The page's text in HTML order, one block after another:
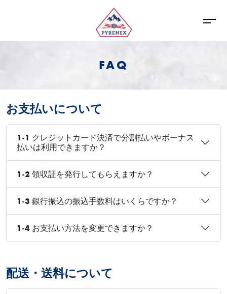
FAQ
お支払いについて
1-1 クレジットカード決済で分割払いやボーナス
払いは利用できますか？
1-2 領収証を発行してもらえますか？
1-3 銀行振込の振込手数料はいくらですか？
1-4 お支払い方法を変更できますか？
配送・送料について